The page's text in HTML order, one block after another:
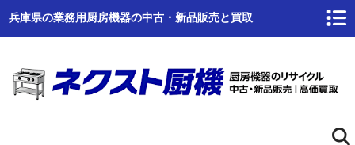
兵庫県の業務用厨房機器の中古・新品販売と買取